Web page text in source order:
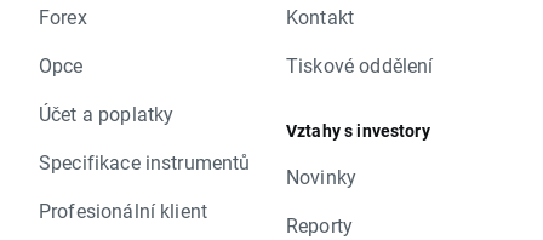
Forex
Opce
Účet a poplatky
Specifikace instrumentů
Profesionální klient
Kontakt
Tiskové oddělení
Vztahy s investory
Novinky
Reporty